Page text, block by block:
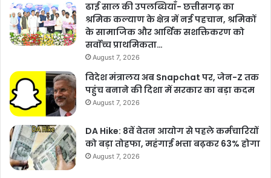
ढाई साल की उपलब्धियाँ- छत्तीसगढ़ का
श्रमिक कल्याण के क्षेत्र में नई पहचान, श्रमिकों
के सामाजिक और आर्थिक सशक्तिकरण को
सर्वाेच्च प्राथमिकता…
August 7, 2026
विदेश मंत्रालय अब Snapchat पर, जेन-Z तक
पहुंच बनाने की दिशा में सरकार का बड़ा कदम
August 7, 2026
DA Hike: 8वें वेतन आयोग से पहले कर्मचारियों
को बड़ा तोहफा, महंगाई भत्ता बढ़कर 63% होगा
August 7, 2026